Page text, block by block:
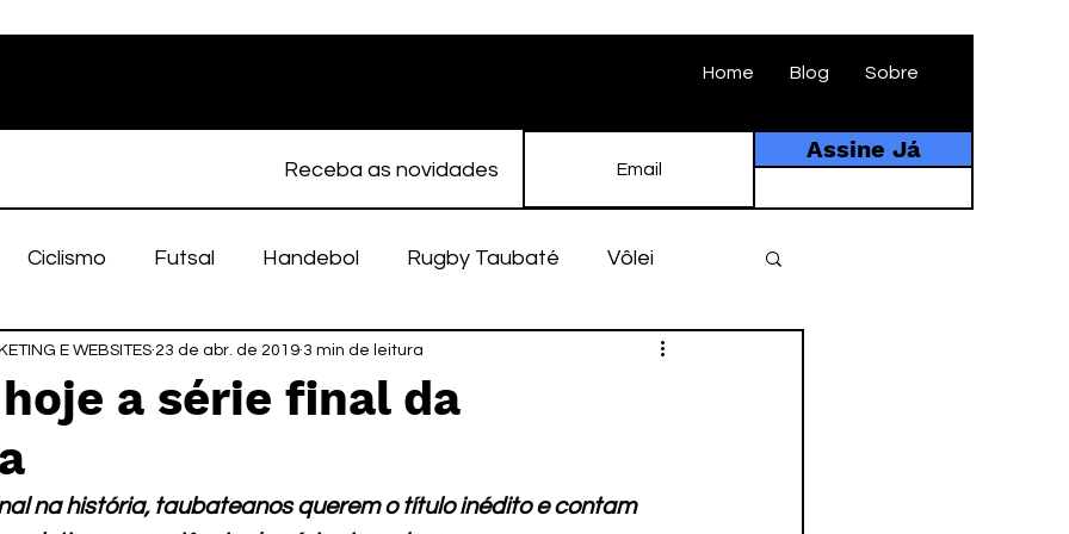
Home Blog Sobre
Receba as novidades
Assine Já
Ciclismo Futsal Handebol Rugby Taubaté Vôlei
Feminino Atletismo EC Taubaté História
a série final da
E WEBSITES 23 de abr. de 2019 3 min de leitura
na história, taubateanos querem o título inédito e contam